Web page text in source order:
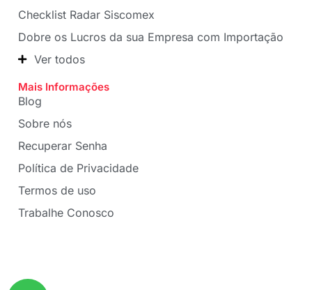
Checklist Radar Siscomex
Dobre os Lucros da sua Empresa com Importação
Ver todos
Mais Informações
Blog
Sobre nós
Recuperar Senha
Política de Privacidade
Termos de uso
Trabalhe Conosco